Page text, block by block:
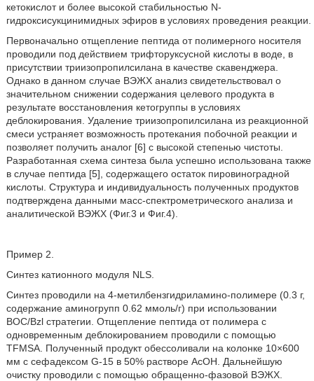
кетокислот и более высокой стабильностью N-
гидроксисукцинимидных эфиров в условиях проведения реакции.
Первоначально отщепление пептида от полимерного носителя
проводили под действием трифторуксусной кислоты в воде, в
присутствии триизопропилсилана в качестве скавенджера.
Однако в данном случае ВЭЖХ анализ свидетельствовал о
значительном снижении содержания целевого продукта в
результате восстановления кетогруппы в условиях
деблокирования. Удаление триизопропилсилана из реакционной
смеси устраняет возможность протекания побочной реакции и
позволяет получить аналог [6] с высокой степенью чистоты.
Разработанная схема синтеза была успешно использована также
в случае пептида [5], содержащего остаток пировиноградной
кислоты. Структура и индивидуальность полученных продуктов
подтверждена данными масс-спектрометрического анализа и
аналитической ВЭЖХ (Фиг.3 и Фиг.4).
Пример 2.
Синтез катионного модуля NLS.
Синтез проводили на 4-метилбензгидриламино-полимере (0.3 г,
содержание аминогрупп 0.62 ммоль/г) при использовании
BOC/Bzl стратегии. Отщепление пептида от полимера с
одновременным деблокированием проводили с помощью
TFMSA. Полученный продукт обессоливали на колонке 10×600
мм с сефадексом G-15 в 50% растворе АсОН. Дальнейшую
очистку проводили с помощью обращенно-фазовой ВЭЖХ.